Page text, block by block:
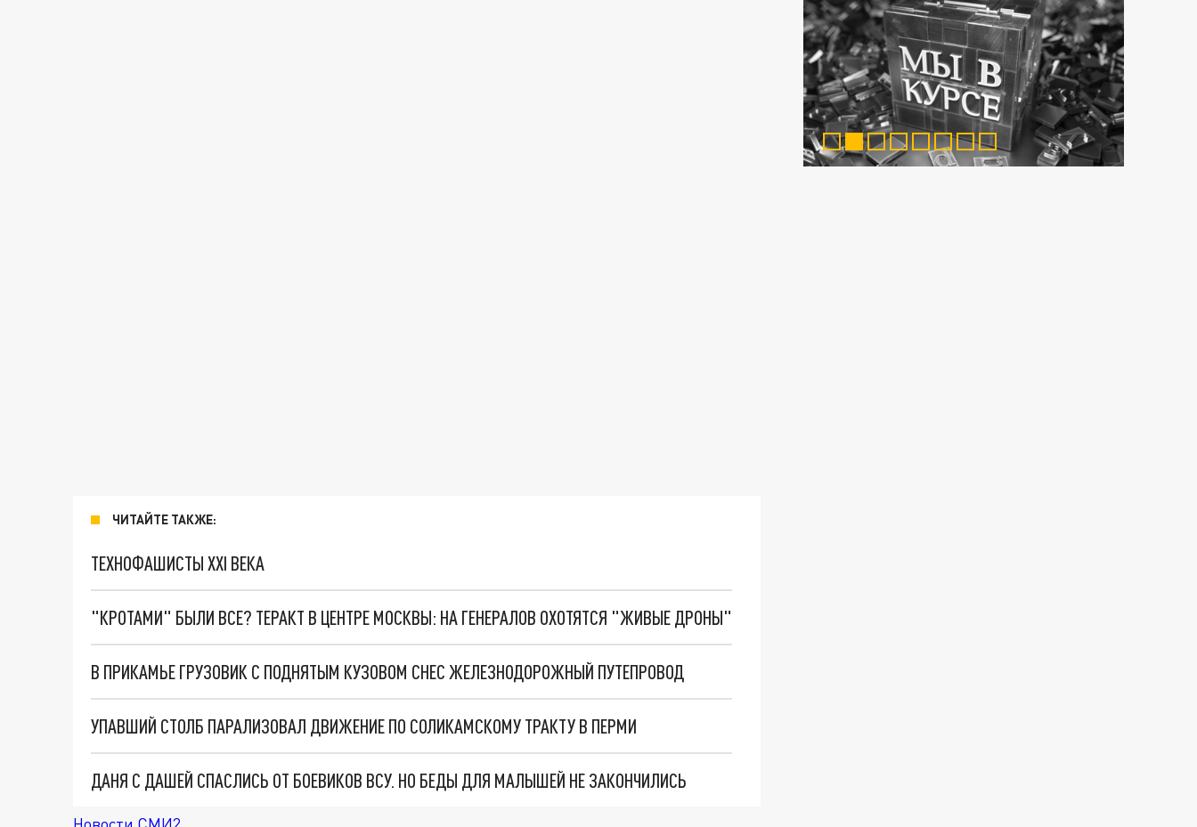
ЧИТАЙТЕ ТАКЖЕ:
ТЕХНОФАШИСТЫ XXI ВЕКА
"КРОТАМИ" БЫЛИ ВСЕ? ТЕРАКТ В ЦЕНТРЕ МОСКВЫ: НА ГЕНЕРАЛОВ ОХОТЯТСЯ "ЖИВЫЕ ДРОНЫ"
В ПРИКАМЬЕ ГРУЗОВИК С ПОДНЯТЫМ КУЗОВОМ СНЕС ЖЕЛЕЗНОДОРОЖНЫЙ ПУТЕПРОВОД
УПАВШИЙ СТОЛБ ПАРАЛИЗОВАЛ ДВИЖЕНИЕ ПО СОЛИКАМСКОМУ ТРАКТУ В ПЕРМИ
ДАНЯ С ДАШЕЙ СПАСЛИСЬ ОТ БОЕВИКОВ ВСУ. НО БЕДЫ ДЛЯ МАЛЫШЕЙ НЕ ЗАКОНЧИЛИСЬ